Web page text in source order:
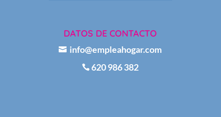
DATOS DE CONTACTO
 info@empleahogar.com
 620 986 382